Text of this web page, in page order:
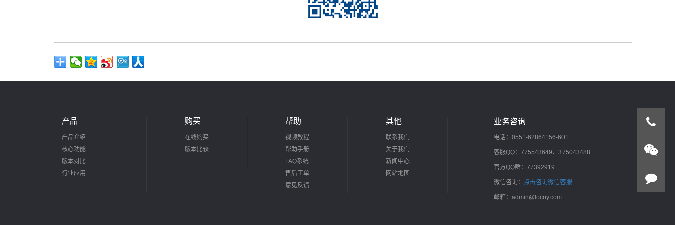
产品
产品介绍
核心功能
版本对比
行业应用
购买
在线购买
版本比较
帮助
视频教程
帮助手册
FAQ系统
售后工单
意见反馈
其他
联系我们
关于我们
新闻中心
网站地图
业务咨询
电话：0551-62864156-601
客服QQ：775543649、375043488
官方QQ群：77392919
微信咨询： 点击咨询微信客服
邮箱：admin@locoy.com